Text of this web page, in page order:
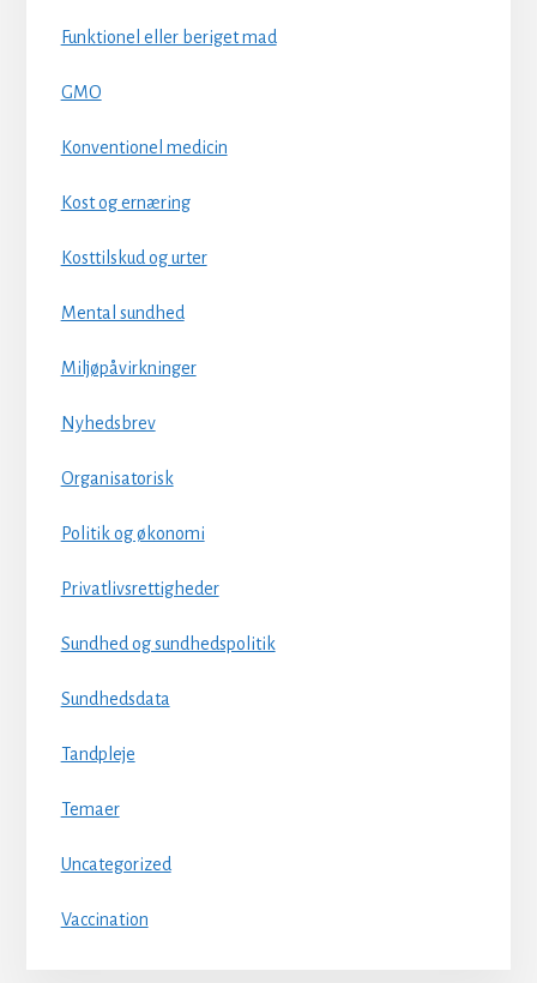
Funktionel eller beriget mad
GMO
Konventionel medicin
Kost og ernæring
Kosttilskud og urter
Mental sundhed
Miljøpåvirkninger
Nyhedsbrev
Organisatorisk
Politik og økonomi
Privatlivsrettigheder
Sundhed og sundhedspolitik
Sundhedsdata
Tandpleje
Temaer
Uncategorized
Vaccination